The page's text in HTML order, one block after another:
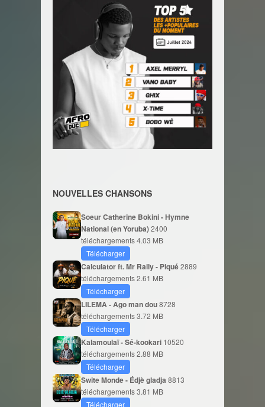
NOUVELLES CHANSONS
Soeur Catherine Bokini - Hymne
National (en Yoruba)2400
téléchargements4.03 MB
Télécharger
Calculator ft. Mr Rally - Piqué2889
téléchargements2.61 MB
Télécharger
LILEMA - Ago man dou8728
téléchargements3.72 MB
Télécharger
Kalamoulaï - Sé-kookari 10520
téléchargements2.88 MB
Télécharger
Swite Monde - Édjè gladja 8813
téléchargements3.81 MB
Télécharger